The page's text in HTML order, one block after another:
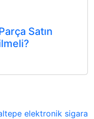
Satın
elektronik sigara